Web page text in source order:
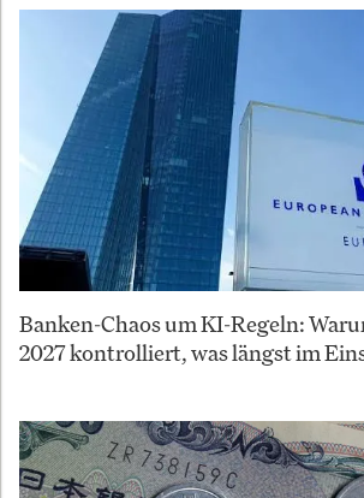
Banken-Chaos um KI-Regeln:
2027 kontrolliert, was längst im